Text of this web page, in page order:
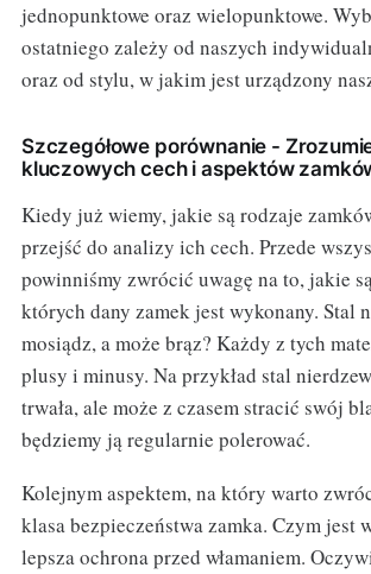
jednopunktowe oraz wielopunktowe.
ostatniego zależy od naszych
oraz od stylu, w jakim jest urządzony
Szczegółowe porównanie -
kluczowych cech i aspektów
Kiedy już wiemy, jakie są rodzaje
przejść do analizy ich cech. Przede
powinniśmy zwrócić uwagę na to, jakie
których dany zamek jest wykonany. Stal
mosiądz, a może brąz? Każdy z tych
plusy i minusy. Na przykład stal
trwała, ale może z czasem stracić swój
będziemy ją regularnie polerować.
Kolejnym aspektem, na który warto
klasa bezpieczeństwa zamka. Czym jest
lepsza ochrona przed włamaniem.